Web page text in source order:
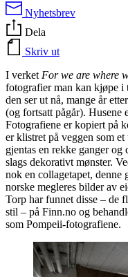
Nyhetsbrev
Dela
Skriv ut
I verket For we are where
fotografier man kan kjøpe i
den ser ut nå, mange år
(og fortsatt pågår). Husene
Fotografiene er kopiert på
er klistret på veggen som
gjentas en rekke ganger og
slags dekorativt mønster.
nok en collagetapet, denne
norske megleres bilder av
Torp har funnet disse – de
stil – på Finn.no og
som Pompeii-fotografiene.